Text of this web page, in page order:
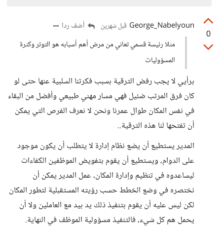
0
George_Nabelyoun قبل شهرين
أضف ردا
مثلا رئيسة قسمي تعاني من مرض أهم أسبابه هو التوتر وكثرة
المسؤوليات
برأيي لا يجب رفض الترقية بسبب فكرتنا السلبية عنها حتى لو
كان فرق المرتب ضئيل فهي مسار مهني طبيعي وأفضل من البقاء
في نفس المكان طوال عمرنا ونحن لا نعرف الفرص التي يمكن
أن تفتحها لنا هذه الترقية..
المدير يستطيع أن يضع نظام إدارة لا يتطلب أن يكون موجود
على الدوام، ويستطيع أن يقوم بتفويض الموظفين الكفاءات
ليساعدوه في تنظيم وإدارة المكان، عمل المدير يمكن أن
نختصره في وضع الخطط حسب رؤيته المستقبلية لتطور المكان
لكن ليس عليه أن يقوم بتنفيذ ذلك يد بيد مع العاملين ولا أن
يحمل هم كل شيء، فالتنفيذ مسؤولية الموظف في النهاية.